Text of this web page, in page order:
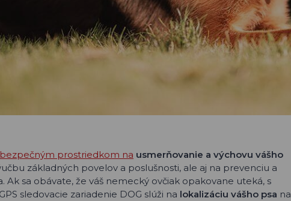
bezpečným prostriedkom na usmerňovanie a výchovu vášho
základných povelov a poslušnosti, ale aj na prevenciu a
Ak sa obávate, že váš nemecký ovčiak opakovane uteká, s
sledovacie zariadenie DOG slúži na lokalizáciu vášho psa na